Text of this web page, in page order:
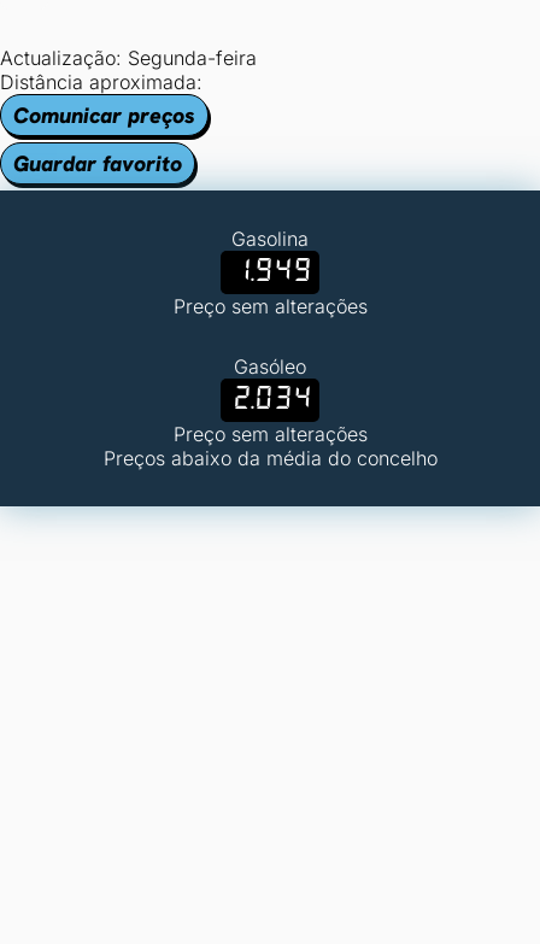
Actualização: Segunda-feira
Distância aproximada:
Comunicar preços
Guardar favorito
Gasolina
1.949
Preço sem alterações
Gasóleo
2.034
Preço sem alterações
Preços abaixo da média do concelho